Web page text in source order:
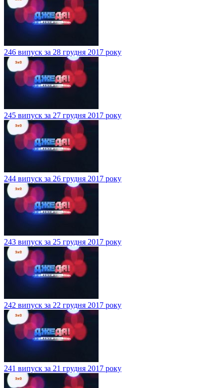
246 випуск за 28 грудня 2017 року
245 випуск за 27 грудня 2017 року
244 випуск за 26 грудня 2017 року
243 випуск за 25 грудня 2017 року
242 випуск за 22 грудня 2017 року
241 випуск за 21 грудня 2017 року